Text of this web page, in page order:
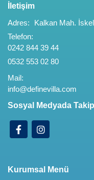
İletişim
Adres:
Kalkan Mah.
Telefon:
0242 844 39 44
0532 553 02 80
Mail:
info@definevilla.com
Sosyal Medyada
Kurumsal Menü